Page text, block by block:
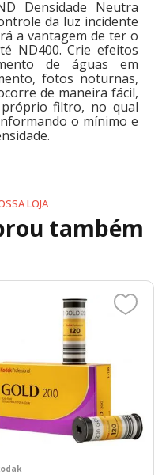
Densidade Neutra
da luz incidente
a vantagem de ter o
ND400. Crie efeitos
de águas em
fotos noturnas,
de maneira fácil,
filtro, no qual
o mínimo e
LOJA
também